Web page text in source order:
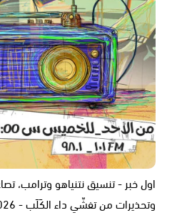
اول خبر - تنسيق نتنياهو وترامب،
وتحذيرات من تفشّي داء الكَلَب - 29.07.2026